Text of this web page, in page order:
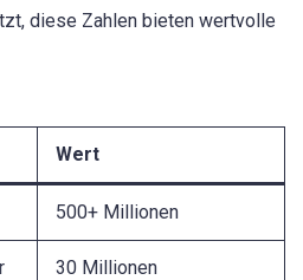
diese Zahlen bieten wertvolle
Wert
500+ Millionen
30 Millionen